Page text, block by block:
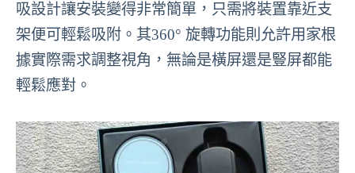
吸設計讓安裝變得非常簡單，只需將裝置靠近支
架便可輕鬆吸附。其360° 旋轉功能則允許用家根
據實際需求調整視角，無論是橫屏還是豎屏都能
輕鬆應對。